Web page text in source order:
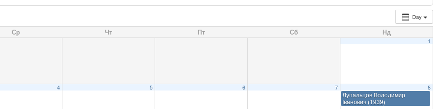
Day
Ср Чт Пт Сб Нд
1
4 5 6 7 8
Лупальцов Володимир
Іванович (1939)